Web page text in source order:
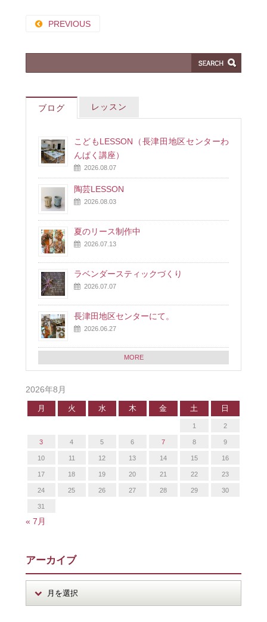
PREVIOUS
ブログ レッスン
こどもLESSON（長津田地区センターわ
んぱく講座）
2026.08.07
陶芸LESSON
2026.08.03
夏のリース制作中
2026.07.13
ラベンダースティックづくり
2026.07.07
長津田地区センターにて。
2026.06.27
MORE
2026年8月
月 火 水 木 金 土 日
1 2
3 4 5 6 7 8 9
10 11 12 13 14 15 16
17 18 19 20 21 22 23
24 25 26 27 28 29 30
31
« 7月
アーカイブ